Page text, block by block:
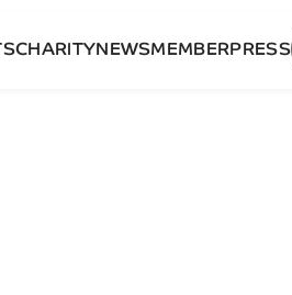
CHARITYNEWSMEMBERPRESS